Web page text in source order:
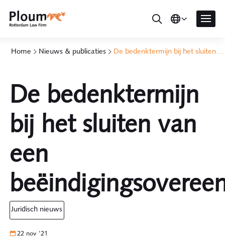
Home Nieuws & publicaties De bedenktermijn bij het sluiten van een beëindigingsovereenkomst
De bedenktermijn
bij het sluiten van
een
juridisch nieuws
22 nov '21